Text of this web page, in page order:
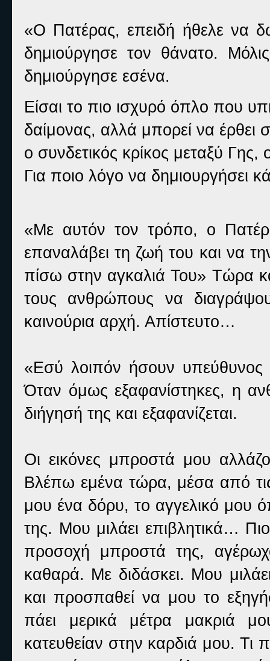
«Ο Πατέρας, επειδή ήθελε να
δημιούργησε τον θάνατο.
δημιούργησε εσένα.
Είσαι το πιο ισχυρό όπλο που
δαίμονας, αλλά μπορεί να έρθει
ο συνδετικός κρίκος μεταξύ
Για ποιο λόγο να δημιουργήσει
«Με αυτόν τον τρόπο, ο
επαναλάβει τη ζωή του και να
πίσω στην αγκαλιά Του» Τώρα
τους ανθρώπους να
καινούρια αρχή. Απίστευτο…
«Εσύ λοιπόν ήσουν
Όταν όμως εξαφανίστηκες, η
διήγησή της και εξαφανίζεται.
Οι εικόνες μπροστά μου
Βλέπω εμένα τώρα, μέσα από
μου ένα δόρυ, το αγγελικό μου
της. Μου μιλάει επιβλητικά…
προσοχή μπροστά της,
καθαρά. Με διδάσκει. Μου
και προσπαθεί να μου το
πάει μερικά μέτρα μακριά
κατευθείαν στην καρδιά μου. Τι